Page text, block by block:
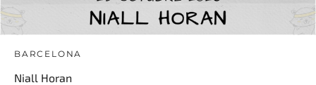
BARCELONA
Niall Horan